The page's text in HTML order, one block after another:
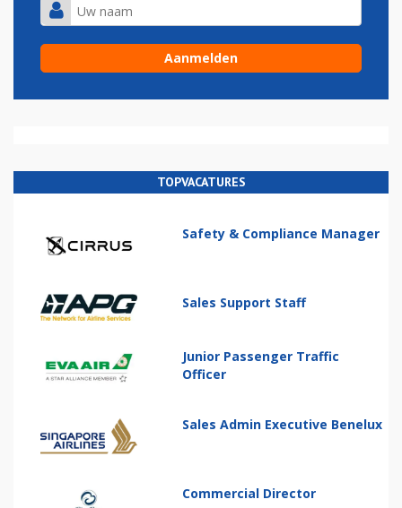
TOPVACATURES
Safety & Compliance Manager
Sales Support Staff
Junior Passenger Traffic
Officer
Sales Admin Executive Benelux
Commercial Director